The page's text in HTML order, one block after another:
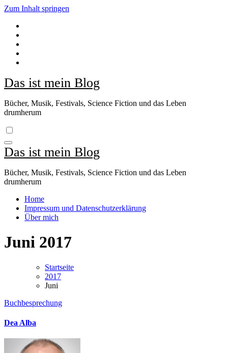
Zum Inhalt springen
Das ist mein Blog
Bücher, Musik, Festivals, Science Fiction und das Leben
drumherum
Das ist mein Blog
Bücher, Musik, Festivals, Science Fiction und das Leben
drumherum
Home
Impressum und Datenschutzerklärung
Über mich
Juni 2017
Startseite
2017
Juni
Buchbesprechung
Dea Alba